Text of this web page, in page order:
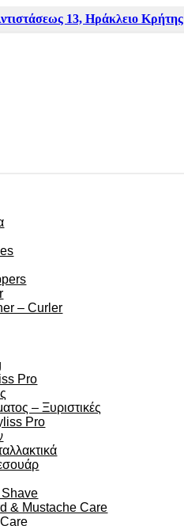
13, Ηράκλειο Κρήτης
– Curler
Pro
– Ξυριστικές
Pro
Shave
& Mustache Care